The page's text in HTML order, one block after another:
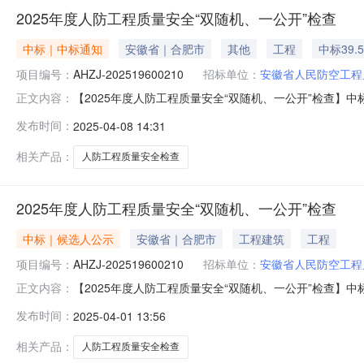
2025年度人防工程质量安全“双随机、一公开”检查
中标｜中标通知 安徽省｜合肥市 其他 工程
中标
项目编号： AHZJ-202519600210 招标单位： 安徽省人民防空工
正文内容：
【2025年度人防工程质量安全“双随机、一公开”检查】
称：2025年度人防工程质量安全“双随机、一公开”检查
发布时间： 2025-04-08 14:31
相关产品：
人防工程质量安全检查
2025年度人防工程质量安全“双随机、一公开”检查
中标｜候选人公示 安徽省｜合肥市 工程建筑
工程
项目编号： AHZJ-202519600210 招标单位： 安徽省人民防空工
正文内容：
【2025年度人防工程质量安全“双随机、一公开”检查】
随机、一公开”检查（项目编号：AHZJ-202519600210
发布时间： 2025-04-01 13:56
相关产品：
人防工程质量安全检查